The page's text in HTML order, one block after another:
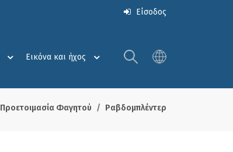
Είσοδος
Εικόνα και ήχος
Προετοιμασία Φαγητού Ραβδομπλέντερ